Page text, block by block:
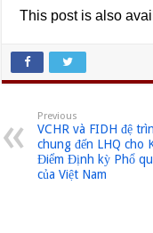
This post is also
Previous
VCHR và FIDH đệ
chung đến LHQ cho
Điểm Định kỳ Phổ
của Việt Nam